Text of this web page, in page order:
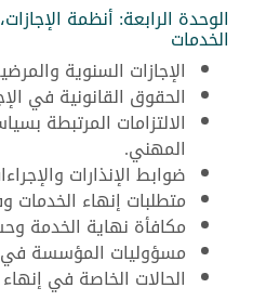
الوحدة الرابعة: أنظمة
الخدمات
الإجازات السنوية
الحقوق القانونية في
الالتزامات المرتبطة
المهني.
ضوابط الإنذارات
متطلبات إنهاء الخدمات
مكافأة نهاية الخدمة
مسؤوليات المؤسسة في
الحالات الخاصة في